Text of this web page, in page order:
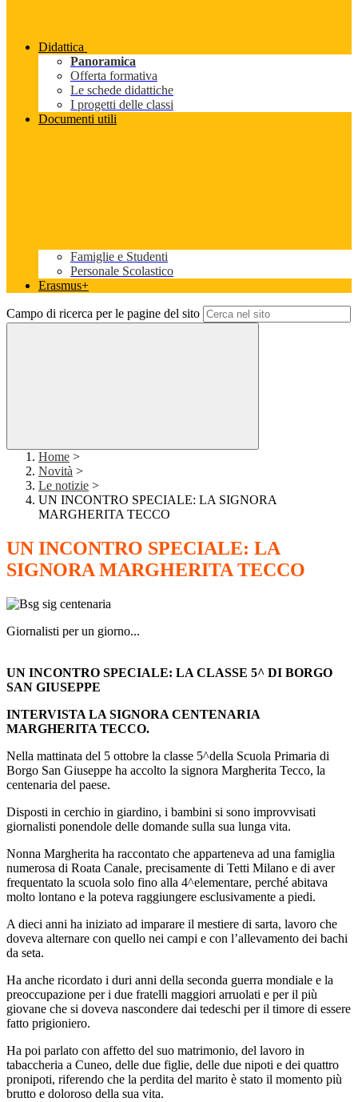
Didattica
Panoramica
Offerta formativa
Le schede didattiche
I progetti delle classi
Documenti utili
Famiglie e Studenti
Personale Scolastico
Erasmus+
Campo di ricerca per le pagine del sito
Home >
Novità >
Le notizie >
UN INCONTRO SPECIALE: LA SIGNORA
MARGHERITA TECCO
UN INCONTRO SPECIALE: LA
SIGNORA MARGHERITA TECCO
Giornalisti per un giorno...
UN INCONTRO SPECIALE: LA CLASSE 5^ DI BORGO
SAN GIUSEPPE
INTERVISTA LA SIGNORA CENTENARIA
MARGHERITA TECCO.
Nella mattinata del 5 ottobre la classe 5^della Scuola Primaria di
Borgo San Giuseppe ha accolto la signora Margherita Tecco, la
centenaria del paese.
Disposti in cerchio in giardino, i bambini si sono improvvisati
giornalisti ponendole delle domande sulla sua lunga vita.
Nonna Margherita ha raccontato che apparteneva ad una famiglia
numerosa di Roata Canale, precisamente di Tetti Milano e di aver
frequentato la scuola solo fino alla 4^elementare, perché abitava
molto lontano e la poteva raggiungere esclusivamente a piedi.
A dieci anni ha iniziato ad imparare il mestiere di sarta, lavoro che
doveva alternare con quello nei campi e con l’allevamento dei bachi
da seta.
Ha anche ricordato i duri anni della seconda guerra mondiale e la
preoccupazione per i due fratelli maggiori arruolati e per il più
giovane che si doveva nascondere dai tedeschi per il timore di essere
fatto prigioniero.
Ha poi parlato con affetto del suo matrimonio, del lavoro in
tabaccheria a Cuneo, delle due figlie, delle due nipoti e dei quattro
pronipoti, riferendo che la perdita del marito è stato il momento più
brutto e doloroso della sua vita.